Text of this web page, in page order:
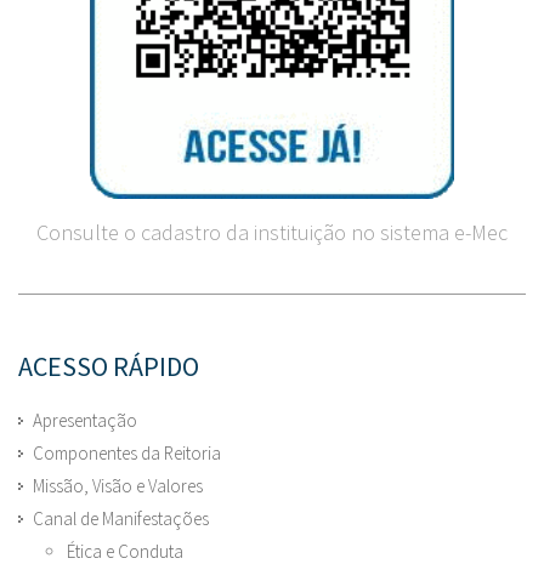
Consulte o cadastro da instituição no sistema e-Mec
ACESSO RÁPIDO
Apresentação
Componentes da Reitoria
Missão, Visão e Valores
Canal de Manifestações
Ética e Conduta